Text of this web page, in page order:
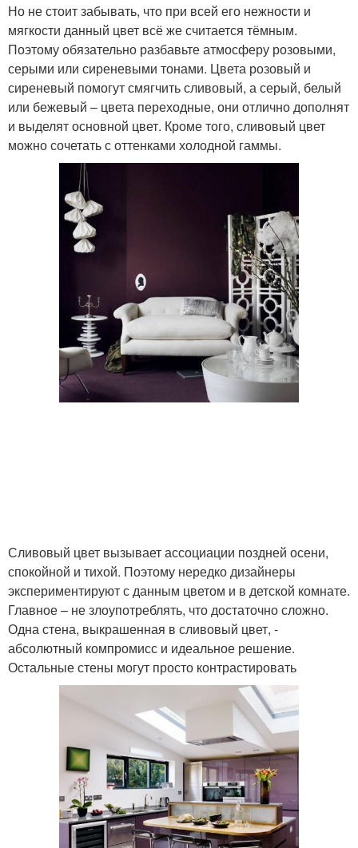
Но не стоит забывать, что при всей его нежности и
мягкости данный цвет всё же считается тёмным.
Поэтому обязательно разбавьте атмосферу розовыми,
серыми или сиреневыми тонами. Цвета розовый и
сиреневый помогут смягчить сливовый, а серый, белый
или бежевый – цвета переходные, они отлично дополнят
и выделят основной цвет. Кроме того, сливовый цвет
можно сочетать с оттенками холодной гаммы.
Сливовый цвет вызывает ассоциации поздней осени,
спокойной и тихой. Поэтому нередко дизайнеры
экспериментируют с данным цветом и в детской комнате.
Главное – не злоупотреблять, что достаточно сложно.
Одна стена, выкрашенная в сливовый цвет, -
абсолютный компромисс и идеальное решение.
Остальные стены могут просто контрастировать